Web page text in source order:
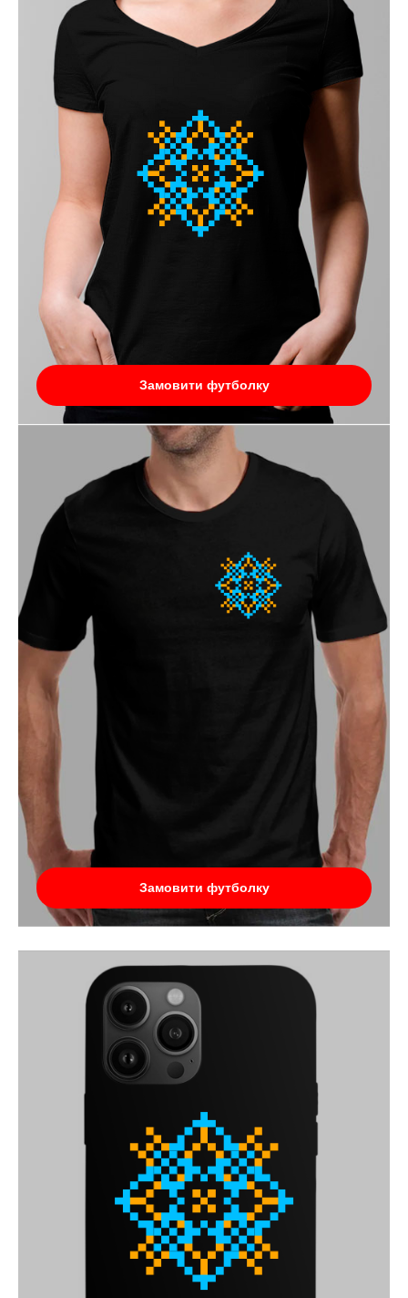
Замовити футболку
Замовити футболку